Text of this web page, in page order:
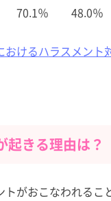
70.1％ 48.0％
けるハラスメン
起きる理由は？
がおこなわれるこ